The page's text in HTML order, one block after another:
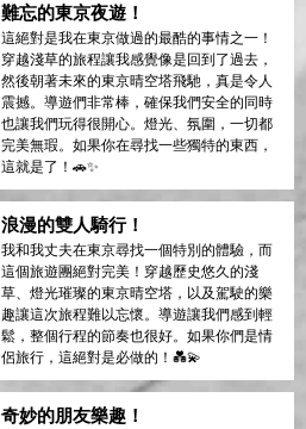
難忘的東京夜遊！
這絕對是我在東京做過的最酷的事情之一！
穿越淺草的旅程讓我感覺像是回到了過去，
然後朝著未來的東京晴空塔飛馳，真是令人
震撼。導遊們非常棒，確保我們安全的同時
也讓我們玩得很開心。燈光、氛圍，一切都
完美無瑕。如果你在尋找一些獨特的東西，
這就是了！🚗✨
浪漫的雙人騎行！
我和我丈夫在東京尋找一個特別的體驗，而
這個旅遊團絕對完美！穿越歷史悠久的淺
草、燈光璀璨的東京晴空塔，以及駕駛的樂
趣讓這次旅程難以忘懷。導遊讓我們感到輕
鬆，整個行程的節奏也很好。如果你們是情
侶旅行，這絕對是必做的！💑💫
奇妙的朋友樂趣！